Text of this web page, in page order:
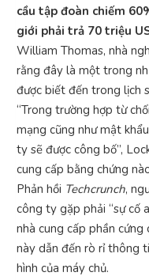
cầu tập đoàn chiếm
giới phải trả 70 triệu
William Thomas, nhà
rằng đây là một trong
được biết đến trong lịch
“Trong trường hợp từ
mạng cũng như mật
ty sẽ được công bố”,
cung cấp bằng chứng
Phản hồi Techcrunch,
công ty gặp phải “sự cố
nhà cung cấp phần
này dẫn đến rò rỉ thông
hình của máy chủ.